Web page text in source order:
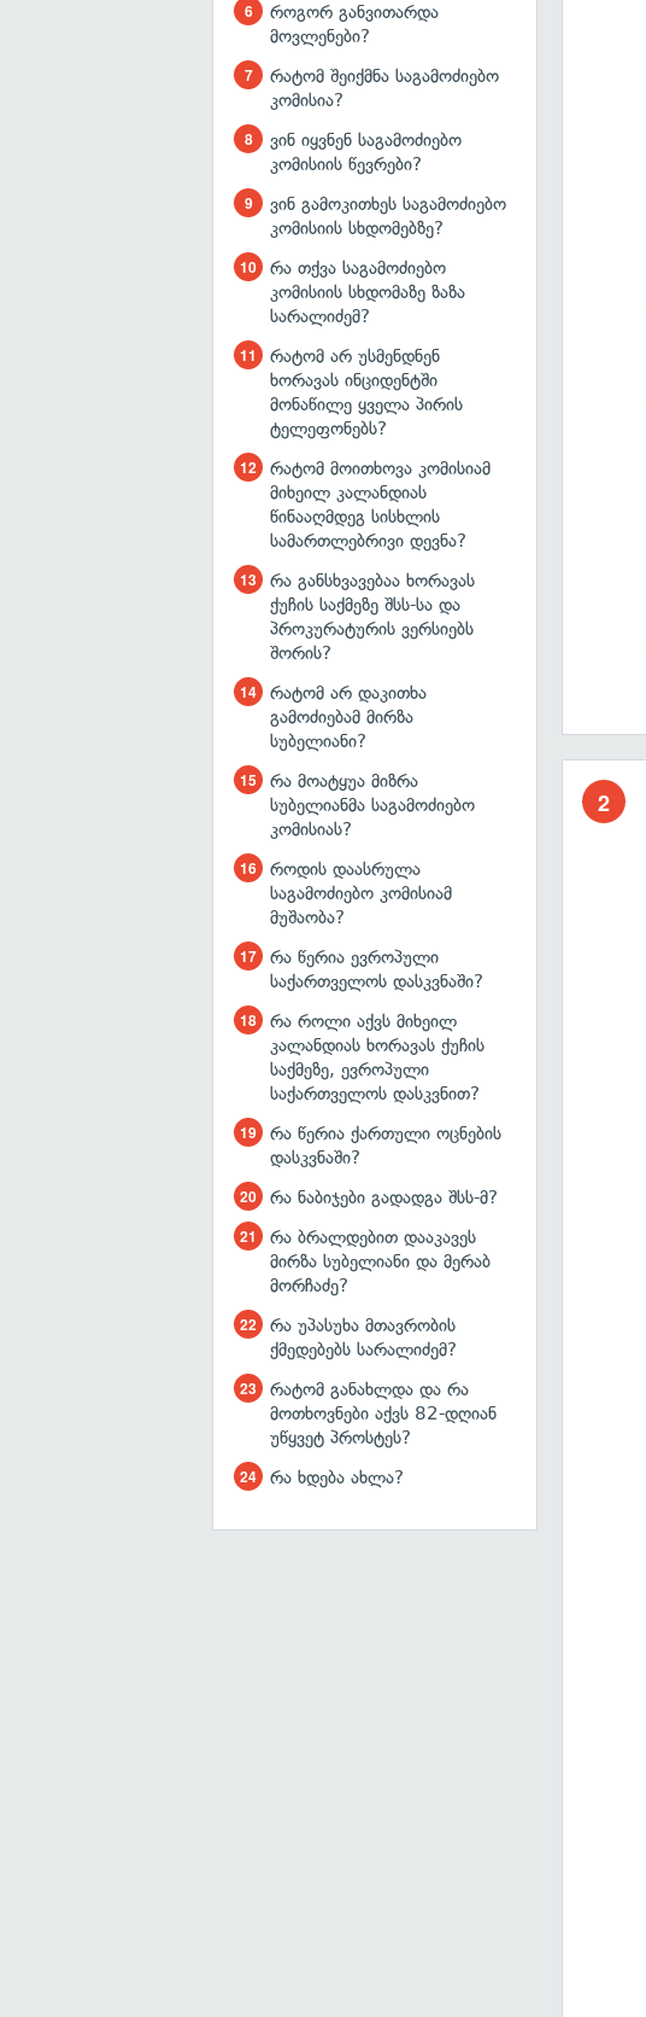
როგორ განვითარდა
მოვლენები?
რატომ შეიქმნა საგამოძიებო
კომისია?
ვინ იყვნენ საგამოძიებო
კომისიის წევრები?
ვინ გამოკითხეს საგამოძიებო
კომისიის სხდომებზე?
რა თქვა საგამოძიებო
კომისიის სხდომაზე ზაზა
სარალიძემ?
რატომ არ უსმენდნენ
ხორავას ინციდენტში
მონაწილე ყველა პირის
ტელეფონებს?
რატომ მოითხოვა კომისიამ
მიხეილ კალანდიას
წინააღმდეგ სისხლის
სამართლებრივი დევნა?
რა განსხვავებაა ხორავას
ქუჩის საქმეზე შსს-სა და
პროკურატურის ვერსიებს
შორის?
რატომ არ დაკითხა
გამოძიებამ მირზა
სუბელიანი?
რა მოატყუა მიზრა
სუბელიანმა საგამოძიებო
კომისიას?
როდის დაასრულა
საგამოძიებო კომისიამ
მუშაობა?
რა წერია ევროპული
საქართველოს დასკვნაში?
რა როლი აქვს მიხეილ
კალანდიას ხორავას ქუჩის
საქმეზე, ევროპული
საქართველოს დასკვნით?
რა წერია ქართული ოცნების
დასკვნაში?
რა ნაბიჯები გადადგა შსს-მ?
რა ბრალდებით დააკავეს
მირზა სუბელიანი და მერაბ
მორჩაძე?
რა უპასუხა მთავრობის
ქმედებებს სარალიძემ?
რატომ განახლდა და რა
მოთხოვნები აქვს 82-დღიან
უწყვეტ პროსტეს?
რა ხდება ახლა?